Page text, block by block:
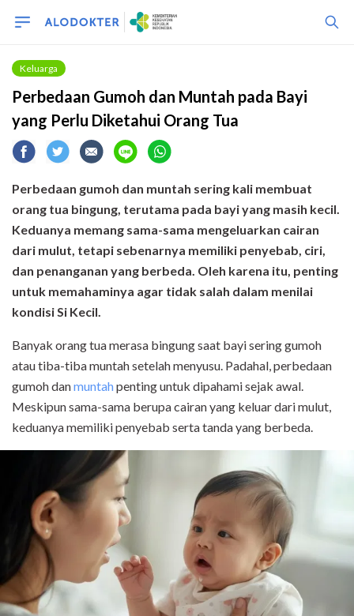
Keluarga
Perbedaan Gumoh dan Muntah pada Bayi
yang Perlu Diketahui Orang Tua
Perbedaan gumoh dan muntah sering kali membuat
orang tua bingung, terutama pada bayi yang masih kecil.
Keduanya memang sama-sama mengeluarkan cairan
dari mulut, tetapi sebenarnya memiliki penyebab, ciri,
dan penanganan yang berbeda. Oleh karena itu, penting
untuk memahaminya agar tidak salah dalam menilai
kondisi Si Kecil.
Banyak orang tua merasa bingung saat bayi sering gumoh
atau tiba-tiba muntah setelah menyusu. Padahal, perbedaan
gumoh danmuntahpenting untuk dipahami sejak awal.
Meskipun sama-sama berupa cairan yang keluar dari mulut,
keduanya memiliki penyebab serta tanda yang berbeda.